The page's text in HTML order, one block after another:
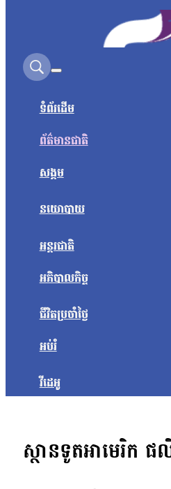
Search on this site
ទំព័រដើម
ព័ត៌មានជាតិ
សង្គម
នយោបាយ
អន្តរជាតិ
អភិបាលកិច្ច
ជីវិតប្រចាំថ្ងៃ
អប់រំ
វីដេអូ
ស្ថានទូតអាមេរិក ផ